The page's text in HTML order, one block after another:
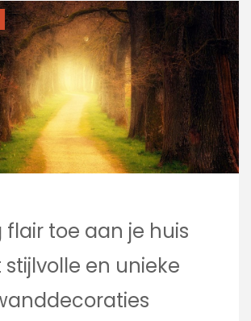
flair toe aan je huis
en unieke